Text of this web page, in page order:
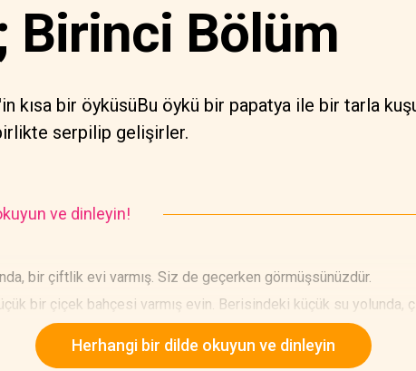
Birinci Bölüm
kısa bir öyküsüBu öykü bir papatya ile bir tarla
serpilip gelişirler.
ve dinleyin!
bir çiftlik evi varmış. Siz de geçerken görmüşsünüzdür.
bir çiçek bahçesi varmış evin. Berisindeki küçük su yolunda,
çiçeklerine olduğu gibi papatyanın üzerine de sıcak ve parlak
Herhangi bir dilde okuyun ve dinleyin